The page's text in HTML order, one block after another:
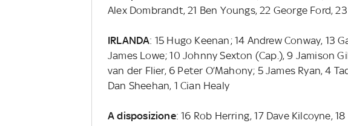
Alex Dombrandt, 21 Ben Youngs, 22 George Ford,
IRLANDA: 15 Hugo Keenan; 14 Andrew Conway, 13
James Lowe; 10 Johnny Sexton (Cap.), 9 Jamison
van der Flier, 6 Peter O’Mahony; 5 James Ryan, 4
Dan Sheehan, 1 Cian Healy
A disposizione: 16 Rob Herring, 17 Dave Kilcoyne,